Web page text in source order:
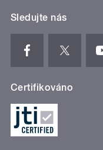
Sledujte nás
Certifikováno